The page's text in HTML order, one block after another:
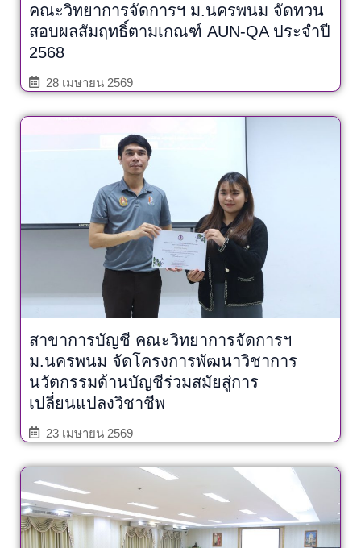
คณะวิทยาการจัดการฯ ม.นครพนม จัดทวน
สอบผลสัมฤทธิ์ตามเกณฑ์ AUN-QA ประจำปี
2568
28 เมษายน 2569
สาขาการบัญชี คณะวิทยาการจัดการฯ
ม.นครพนม จัดโครงการพัฒนาวิชาการ
นวัตกรรมด้านบัญชีร่วมสมัยสู่การ
เปลี่ยนแปลงวิชาชีพ
23 เมษายน 2569